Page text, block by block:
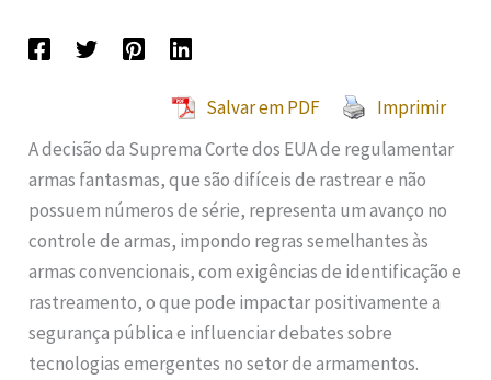
Salvar em PDF
Imprimir
A decisão da Suprema Corte dos EUA de regulamentar
armas fantasmas, que são difíceis de rastrear e não
possuem números de série, representa um avanço no
controle de armas, impondo regras semelhantes às
armas convencionais, com exigências de identificação e
rastreamento, o que pode impactar positivamente a
segurança pública e influenciar debates sobre
tecnologias emergentes no setor de armamentos.